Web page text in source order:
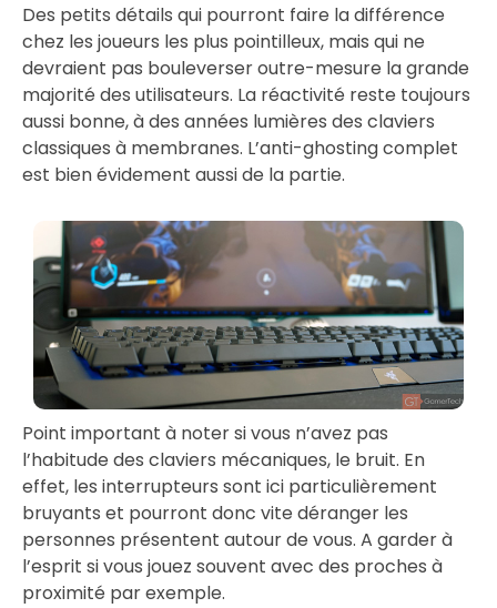
Des petits détails qui pourront faire la différence
chez les joueurs les plus pointilleux, mais qui ne
devraient pas bouleverser outre-mesure la grande
majorité des utilisateurs. La réactivité reste toujours
aussi bonne, à des années lumières des claviers
classiques à membranes. L’anti-ghosting complet
est bien évidement aussi de la partie.
Point important à noter si vous n’avez pas
l’habitude des claviers mécaniques, le bruit. En
effet, les interrupteurs sont ici particulièrement
bruyants et pourront donc vite déranger les
personnes présentent autour de vous. A garder à
l’esprit si vous jouez souvent avec des proches à
proximité par exemple.